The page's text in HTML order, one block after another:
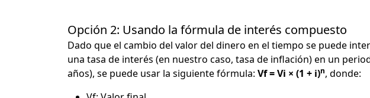
Opción 2: Usando la fórmula de interés compuesto
Dado que el cambio del valor del dinero en el tiempo se puede
una tasa de interés (en nuestro caso, tasa de inflación) en un
años), se puede usar la siguiente fórmula: Vf = Vi × (1 + i)n, donde: